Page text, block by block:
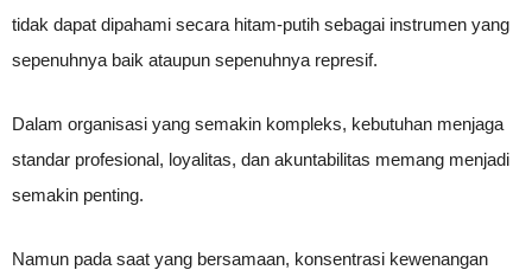
tidak dapat dipahami secara hitam-putih sebagai instrumen yang
sepenuhnya baik ataupun sepenuhnya represif.
Dalam organisasi yang semakin kompleks, kebutuhan menjaga
standar profesional, loyalitas, dan akuntabilitas memang menjadi
semakin penting.
Namun pada saat yang bersamaan, konsentrasi kewenangan